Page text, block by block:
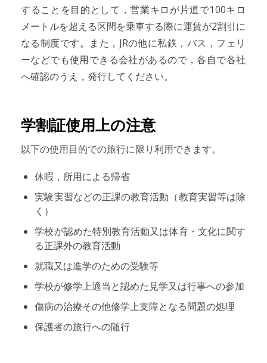
することを目的として，営業キロが片道で100キロ
メートルを超える区間を乗車する際に運賃が2割引に
なる制度です。また，JRの他に私鉄，バス，フェリ
ーなどでも使用できる会社があるので，各自で各社
へ確認のうえ，発行してください。
学割証使用上の注意
以下の使用目的での旅行に限り利用できます。
休暇，所用による帰省
実験実習などの正課の教育活動（教育実習等は除
く）
学校が認めた特別教育活動又は体育・文化に関す
る正課外の教育活動
就職又は進学のための受験等
学校が修学上適当と認めた見学又は行事への参加
傷病の治療その他修学上支障となる問題の処理
保護者の旅行への随行